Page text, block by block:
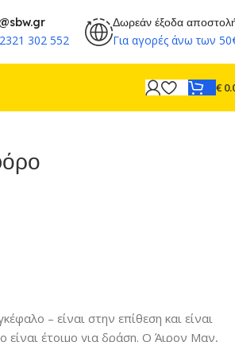
302 552
Δωρεάν έξοδα
Για αγορές άνω των
€
– είναι στην επίθεση και είναι
είναι έτοιμο για δράση. Ο Άιρον Μαν,